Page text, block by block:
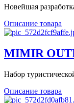
Новейшая
Описание товара
MIMIR
Набор
Описание товара